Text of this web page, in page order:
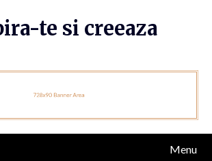
te si creeaza
Menu